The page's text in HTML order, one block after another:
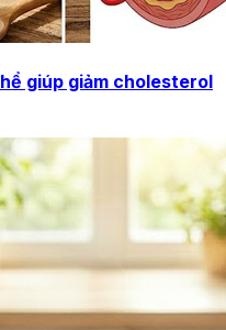
giúp giảm cholesterol